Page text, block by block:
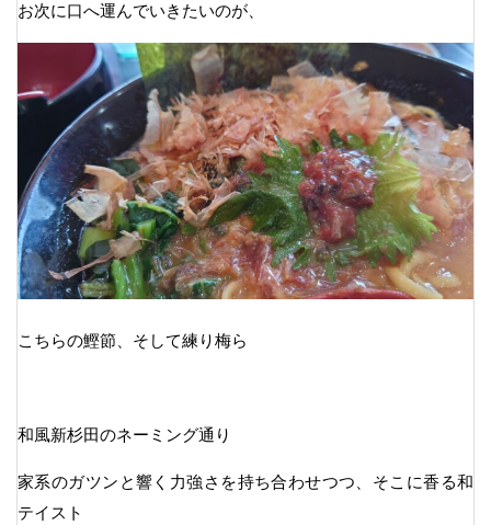
お次に口へ運んでいきたいのが、
こちらの鰹節、そして練り梅ら
和風新杉田のネーミング通り
家系のガツンと響く力強さを持ち合わせつつ、そこに香る和
テイスト